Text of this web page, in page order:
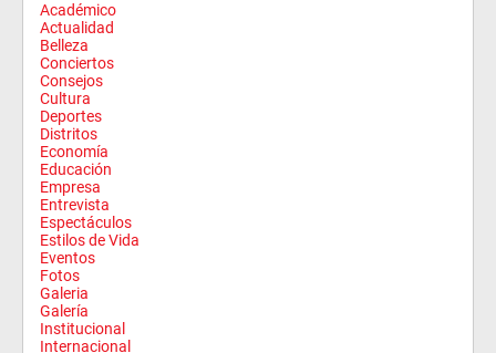
Académico
Actualidad
Belleza
Conciertos
Consejos
Cultura
Deportes
Distritos
Economía
Educación
Empresa
Entrevista
Espectáculos
Estilos de Vida
Eventos
Fotos
Galeria
Galería
Institucional
Internacional